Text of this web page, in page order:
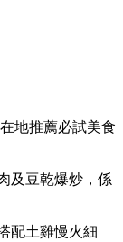
地推薦必試美食
及豆乾爆炒，係
配土雞慢火細